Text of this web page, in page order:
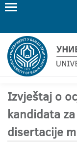
Izvještaj o
kandidata
disertacije